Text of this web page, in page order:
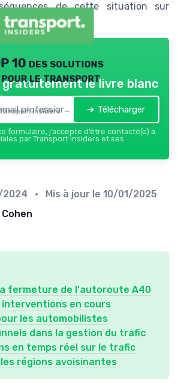
de cette situation sur
10 des solutions
pour le transport
Insiders — 2026
gratuitement le livre blanc
➔ Télécharger
formulaire, j’accepte d’être contacté(e) à
par Transport Insiders et ses
2024 • Mis à jour le 10/01/2025
fermeture de l'autoroute A40
en cours
les automobilistes
dans la gestion du trafic
en temps réel sur le trafic
régions avoisinantes